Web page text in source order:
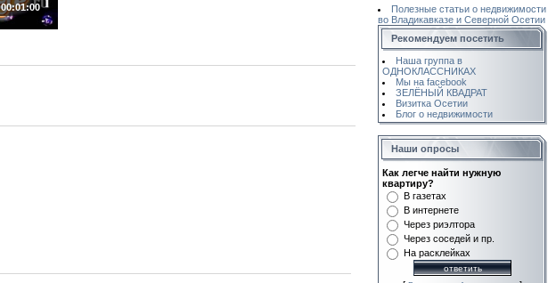
00:01:00
Полезные статьи о недвижимости
во Владикавказе и Северной Осетии
Рекомендуем посетить
Наша группа в
ОДНОКЛАССНИКАХ
Мы на facebook
ЗЕЛЁНЫЙ КВАДРАТ
Визитка Осетии
Блог о недвижимости
Наши опросы
Как легче найти нужную
квартиру?
В газетах
В интернете
Через риэлтора
Через соседей и пр.
На расклейках